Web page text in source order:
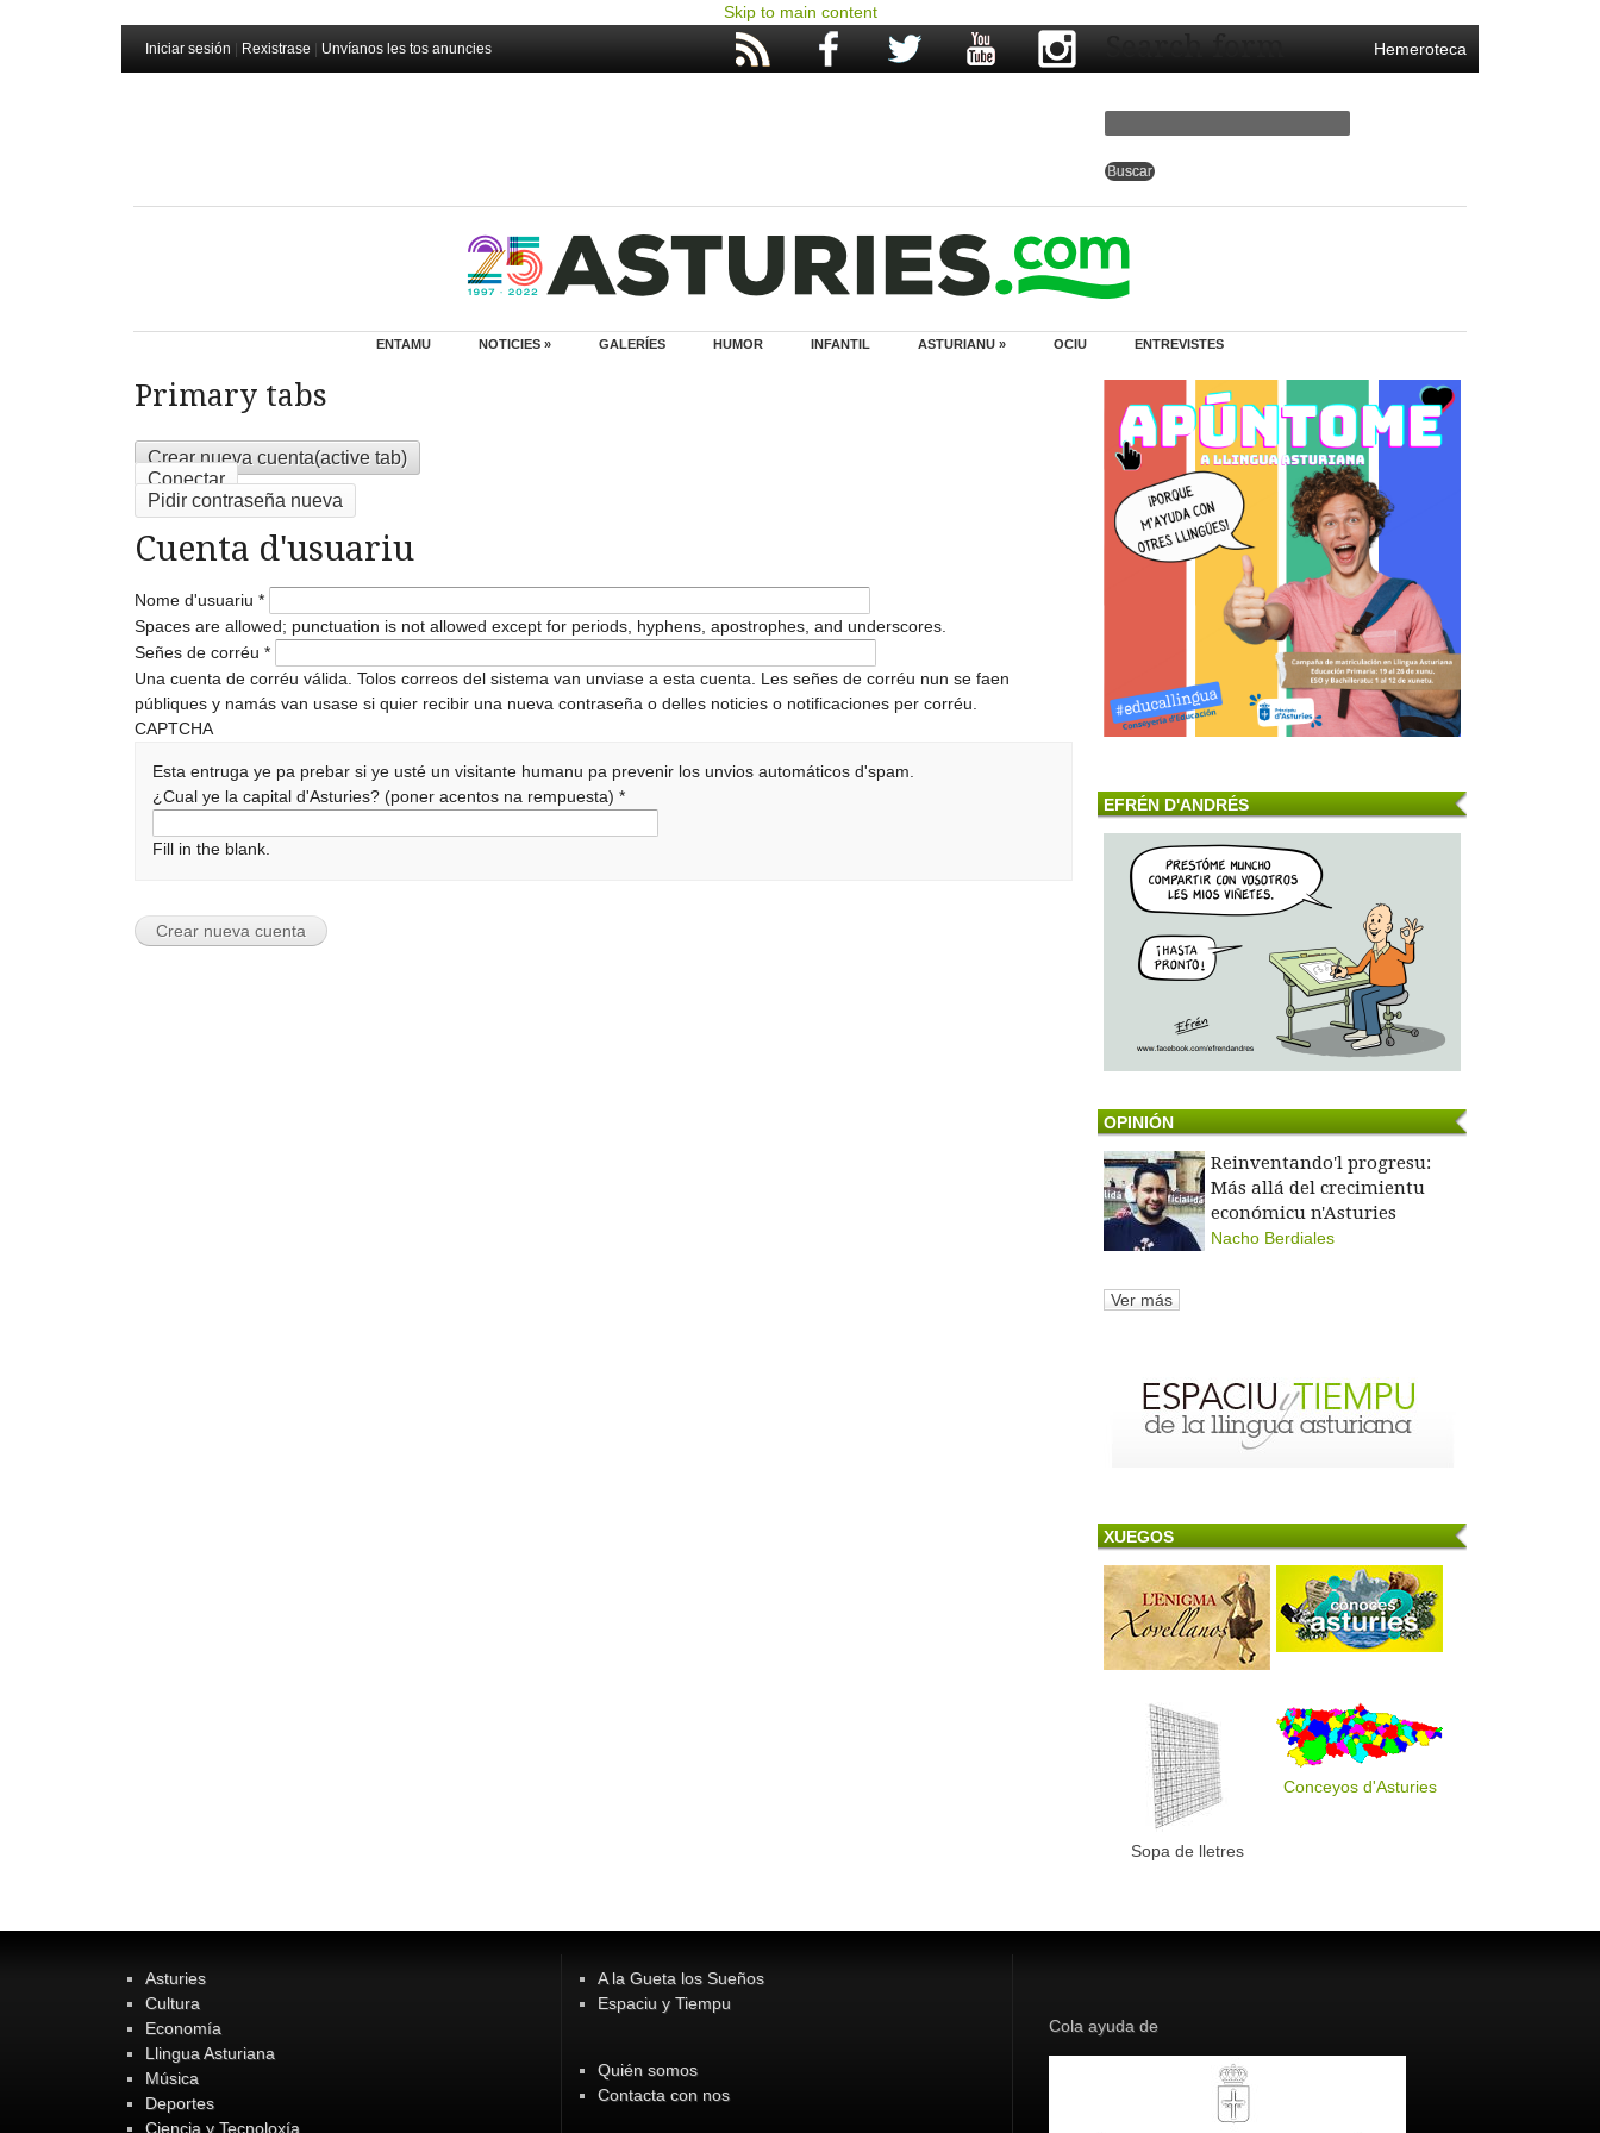
Skip to main content
Iniciar sesión Rexistrase Unvíanos les tos anuncies Hemeroteca
Search form
ENTAMU NOTICIES » GALERÍES HUMOR INFANTIL ASTURIANU » OCIU ENTREVISTES
Primary tabs
Crear nueva cuenta(active tab)
Conectar
Pidir contraseña nueva
Cuenta d'usuariu
Nome d'usuariu *
Spaces are allowed; punctuation is not allowed except for periods, hyphens, apostrophes, and underscores.
Señes de corréu *
Una cuenta de corréu válida. Tolos correos del sistema van unviase a esta cuenta. Les señes de corréu nun se faen
públiques y namás van usase si quier recibir una nueva contraseña o delles noticies o notificaciones per corréu.
CAPTCHA
Esta entruga ye pa prebar si ye usté un visitante humanu pa prevenir los unvios automáticos d'spam.
¿Cual ye la capital d'Asturies? (poner acentos na rempuesta)*
Fill in the blank.
EFRÉN D'ANDRÉS
OPINIÓN
Reinventando'l progresu:
Más allá del crecimientu
económicu n'Asturies
Nacho Berdiales
Ver más
XUEGOS
Sopa de lletres
Conceyos d'Asturies
Asturies
Cultura
Economía
Llingua Asturiana
Música
Deportes
Ciencia y Tecnoloxía
A la Gueta los Sueños
Espaciu y Tiempu
Quién somos
Contacta con nos
Cola ayuda de